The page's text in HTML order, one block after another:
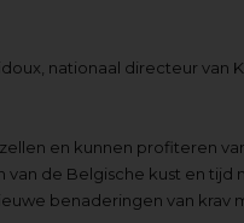
nationaal directeur van
en kunnen profiteren
van de Belgische kust en tijd
benaderingen van krav